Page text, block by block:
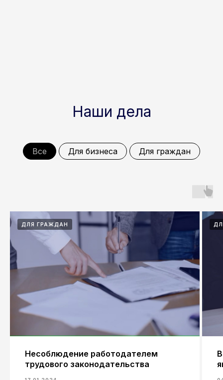
Наши дела
Все Для бизнеса Для граждан
ДЛЯ ГРАЖДАН
Несоблюдение работодателем
трудового законодательства
Отправить
Для бизнеса
Для граждан
Новости и практики
Контакты
Экспертиза